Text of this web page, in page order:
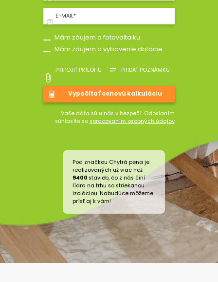
E-MAIL*
Mám záujem o fotovoltaiku
Mám záujem o vybavenie dotácie
PRIPOJIŤ PRÍLOHU PRIDAŤ POZNÁMKU
Vaše dáta sú u nás v bezpečí. Odoslaním
súhlasíte so spracovaním osobných údajov
Pod značkou Chytrá pena je
realizovaných už viac než
9400 stavieb, čo z nás činí
lídra na trhu so striekanou
izoláciou. Nabudúce môžeme
prísť aj k vám!